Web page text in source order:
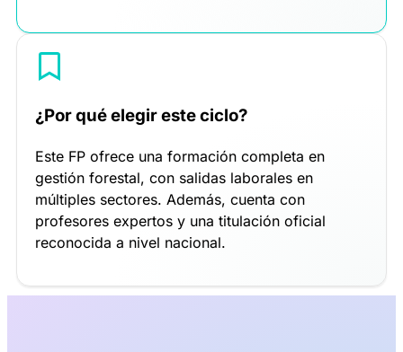
¿Por qué elegir este ciclo?
Este FP ofrece una formación completa en
gestión forestal, con salidas laborales en
múltiples sectores. Además, cuenta con
profesores expertos y una titulación oficial
reconocida a nivel nacional.